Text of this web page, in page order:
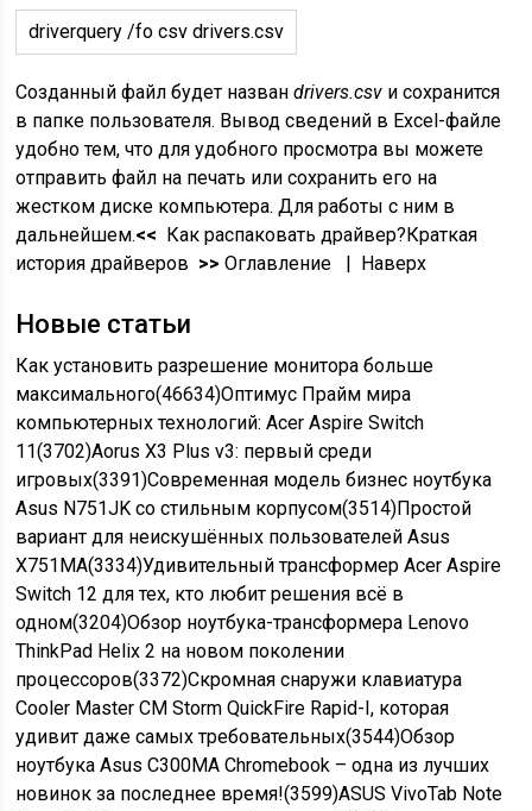
driverquery /fo csv drivers.csv
Созданный файл будет названdrivers.csv и сохранится
в папке пользователя. Вывод сведений в Excel-файле
удобно тем, что для удобного просмотра вы можете
отправить файл на печать или сохранить его на
жестком диске компьютера. Для работы с ним в
дальнейшем.<< Как распаковать драйвер?Краткая
история драйверов >> Оглавление | Наверх
Новые статьи
Как установить разрешение монитора больше
максимального(46634)Оптимус Прайм мира
компьютерных технологий: Acer Aspire Switch
11(3702)Aorus X3 Plus v3: первый среди
игровых(3391)Современная модель бизнес ноутбука
Asus N751JK со стильным корпусом(3514)Простой
вариант для неискушённых пользователей Asus
X751MA(3334)Удивительный трансформер Acer Aspire
Switch 12 для тех, кто любит решения всё в
одном(3204)Обзор ноутбука-трансформера Lenovo
ThinkPad Helix 2 на новом поколении
процессоров(3372)Скромная снаружи клавиатура
Cooler Master CM Storm QuickFire Rapid-I, которая
удивит даже самых требовательных(3544)Обзор
ноутбука Asus C300MA Chromebook – одна из лучших
новинок за последнее время!(3599)ASUS VivoTab Note